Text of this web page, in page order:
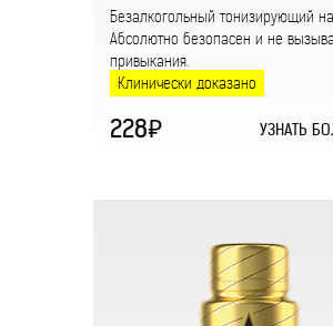
Безалкогольный тонизирующий
Абсолютно безопасен и не
привыкания.
Клинически доказано
228 УЗНАТЬ